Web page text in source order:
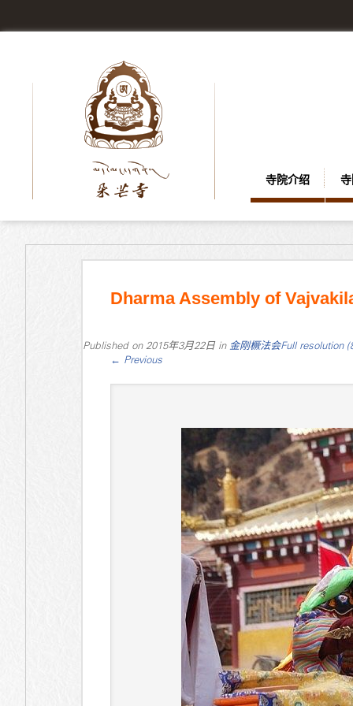
寺院介绍
Dharma Assembly of
Published on 2015年3月22日in 金刚橛法会Full resolution
← Previous